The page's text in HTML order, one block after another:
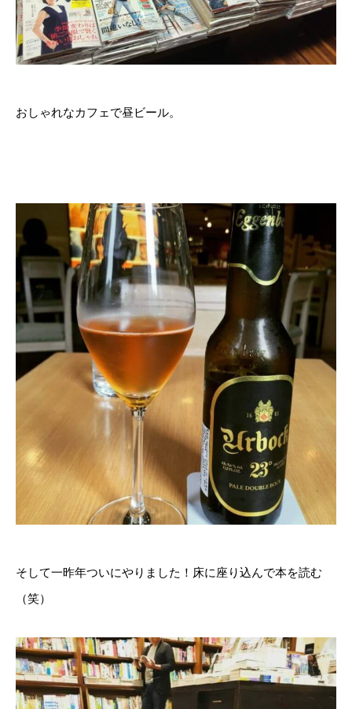
おしゃれなカフェで昼ビール。
そして一昨年ついにやりました！床に座り込んで本を読む
（笑）